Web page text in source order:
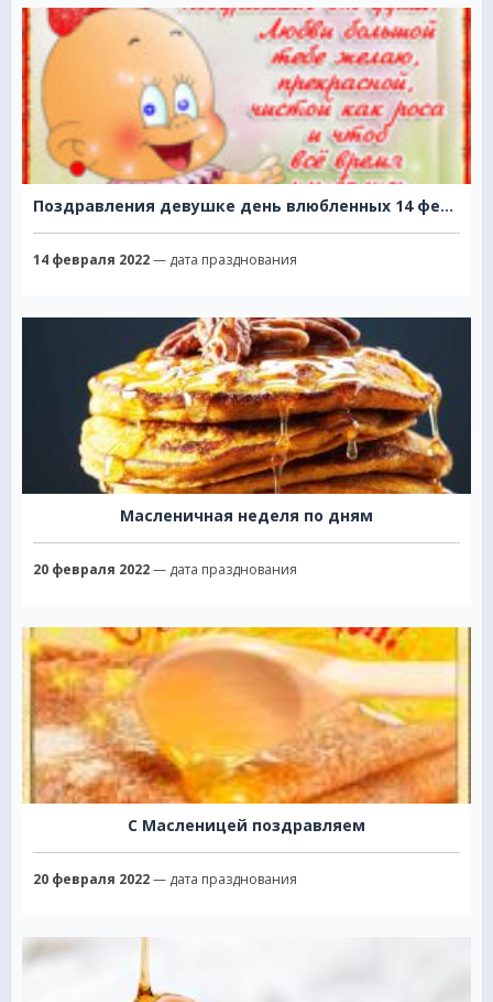
Поздравления девушке день влюбленных 14 февраля
14 февраля 2022— дата празднования
Масленичная неделя по дням
20 февраля 2022— дата празднования
С Масленицей поздравляем
20 февраля 2022— дата празднования